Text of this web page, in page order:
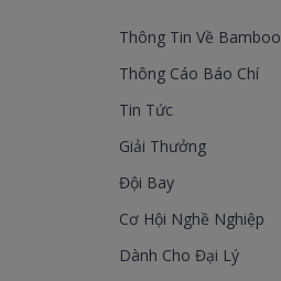
Thông Tin Về Bamboo
Thông Cáo Báo Chí
Tin Tức
Giải Thưởng
Đội Bay
Cơ Hội Nghề Nghiệp
Dành Cho Đại Lý